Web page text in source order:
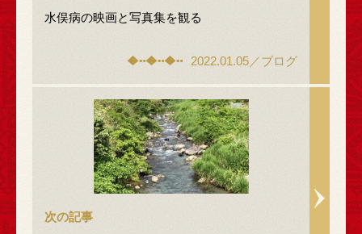
水俣病の映画と写真集を観る
2022.01.05／ブログ
次の記事